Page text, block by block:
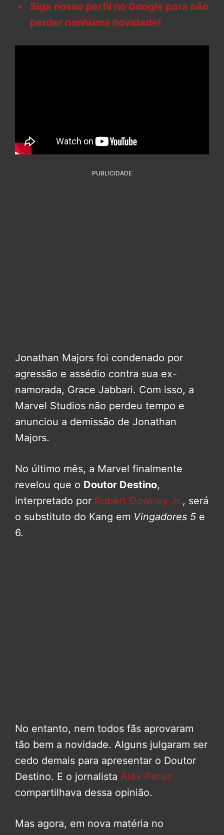
Siga nosso perfil no Google para não
perder nenhuma novidade!
PUBLICIDADE
Jonathan Majors foi condenado por
agressão e assédio contra sua ex-
namorada, Grace Jabbari. Com isso, a
Marvel Studios não perdeu tempo e
anunciou a demissão de Jonathan
Majors.
No último mês, a Marvel finalmente
revelou que o Doutor Destino,
interpretado por Robert Downey Jr., será
o substituto do Kang em Vingadores 5 e
6.
No entanto, nem todos fãs aprovaram
tão bem a novidade. Alguns julgaram ser
cedo demais para apresentar o Doutor
Destino. E o jornalista Alex Perez
compartilhava dessa opinião.
Mas agora, em nova matéria no